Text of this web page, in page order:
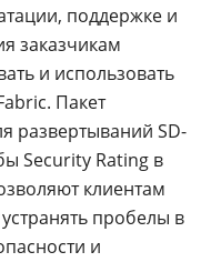
поддержке и
заказчикам
и использовать
Пакет
развертываний SD-
Security Rating в
клиентам
пробелы в
и